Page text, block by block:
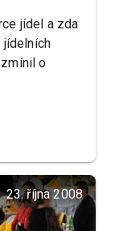
jídel a zda
jídelních
o
23. října 2008